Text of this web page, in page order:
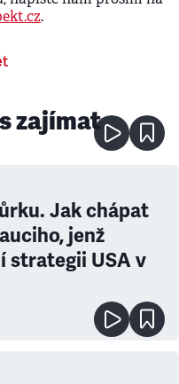
.
zajímat
Jak chápat
jenž
strategii USA v